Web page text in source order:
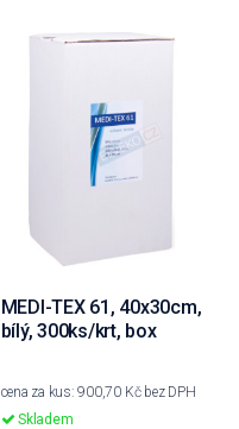
MEDI-TEX 61, 40x30cm,
bílý, 300ks/krt, box
cena za kus: 900,70 Kč bez DPH
Skladem